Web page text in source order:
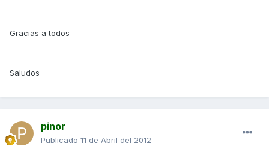
Gracias a todos
Saludos
pinor
Publicado 11 de Abril del 2012